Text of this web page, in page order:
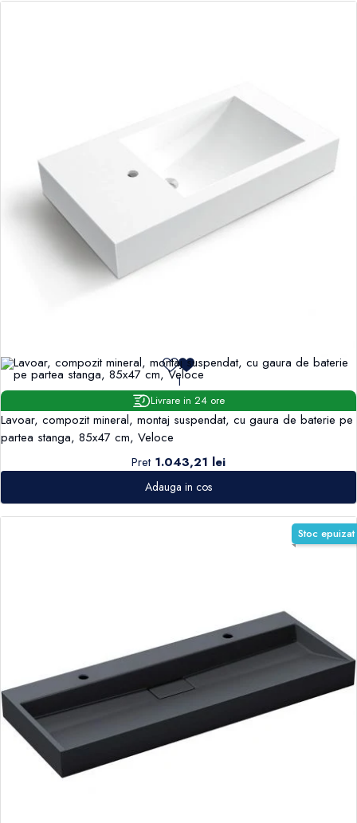
1
Livrare in 24 ore
Lavoar, compozit mineral, montaj suspendat, cu gaura de baterie pe
partea stanga, 85x47 cm, Veloce
Pret 1.043,21 lei
Adauga in cos
Stoc epuizat